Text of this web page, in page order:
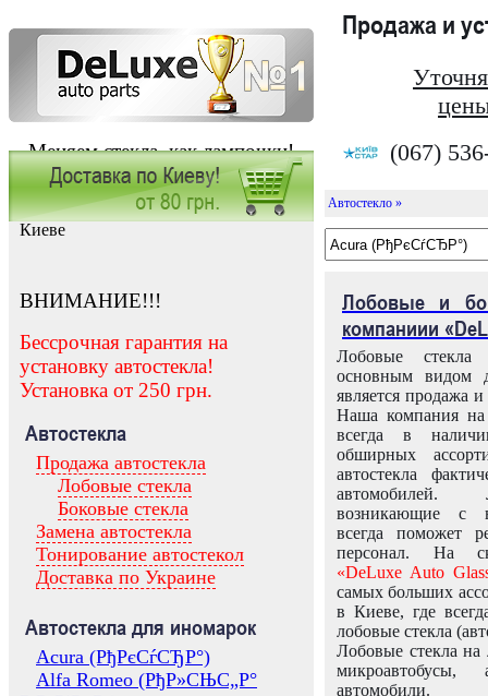
Меняем стекла, как лампочки!
Продажа и
(067)
Заказать установку автостекла в
Киеве
ВНИМАНИЕ!!!
Бессрочная гарантия на
установку автостекла!
Установка от 250 грн.
Автостекла
Продажа автостекла
Лобовые стекла
Боковые стекла
Замена автостекла
Тонирование автостекол
Доставка по Украине
Автостекла для иномарок
Acura (РђРєСѓСЂР°)
Alfa Romeo (РђР»СЊС„Р°
Автостекло »
Лобовые и
компаниии
Лобовые
основным видом
является продажа и
Наша компания на
всегда в
обширных
автостекла
возникающие с
всегда поможет
персонал. На
«DeLuxe Auto
самых больших
в Киеве, где
лобовые стекла
Лобовые стекла на
микроавтобусы,
автомобили.